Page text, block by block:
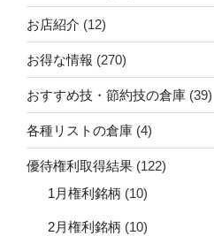
お店紹介 (12)
お得な情報 (270)
おすすめ技・節約技の倉庫 (39)
各種リストの倉庫 (4)
優待権利取得結果 (122)
1月権利銘柄 (10)
2月権利銘柄 (10)